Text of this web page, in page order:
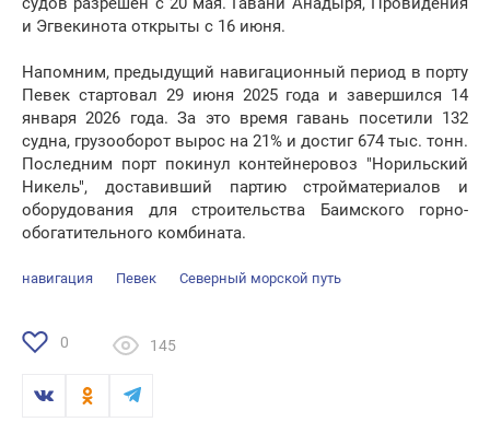
и Эгвекинота открыты с 16 июня.
Напомним, предыдущий навигационный период в порту
Певек стартовал 29 июня 2025 года и завершился 14
января 2026 года. За это время гавань посетили 132
судна, грузооборот вырос на 21% и достиг 674 тыс. тонн.
Последним порт покинул контейнеровоз "Норильский
Никель", доставивший партию стройматериалов и
оборудования для строительства Баимского горно-
обогатительного комбината.
навигация Певек Северный морской путь
0 145